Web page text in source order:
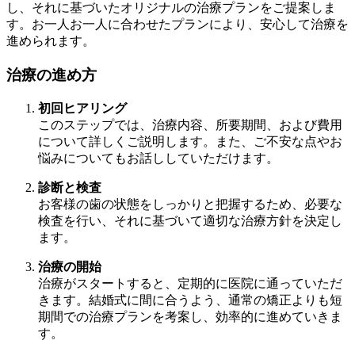
し、それに基づいたオリジナルの治療プランをご提案しま
す。お一人お一人に合わせたプランにより、安心して治療を
進められます。
治療の進め方
初回ヒアリング
このステップでは、治療内容、所要期間、および費用
について詳しくご説明します。また、ご不安な点やお
悩みについてもお話ししていただけます。
診断と検査
お客様の歯の状態をしっかりと把握するため、必要な
検査を行い、それに基づいて適切な治療方針を決定し
ます。
治療の開始
治療がスタートすると、定期的に医院に通っていただ
きます。結婚式に間に合うよう、通常の矯正よりも短
期間での治療プランを考案し、効率的に進めていきま
す。